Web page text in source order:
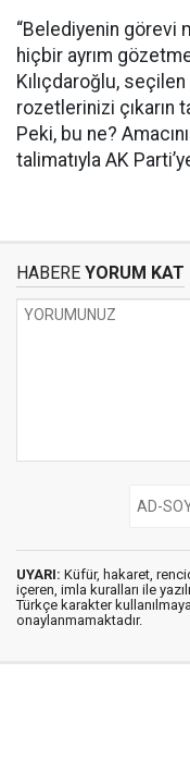
“Belediyenin görevi
hiçbir ayrım
Kılıçdaroğlu,
rozetlerinizi çıkarın
Peki, bu ne?
talimatıyla AK
HABERE YORUM KAT
UYARI: Küfür, hakaret,
içeren, imla kuralları ile
Türkçe karakter
onaylanmamaktadır.